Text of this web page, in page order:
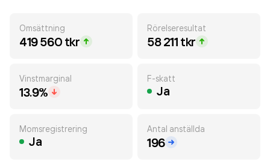
Omsättning
419 560 tkr
Rörelseresultat
58 211 tkr
Vinstmarginal
13.9%
F-skatt
Ja
Momsregistrering
Ja
Antal anställda
196